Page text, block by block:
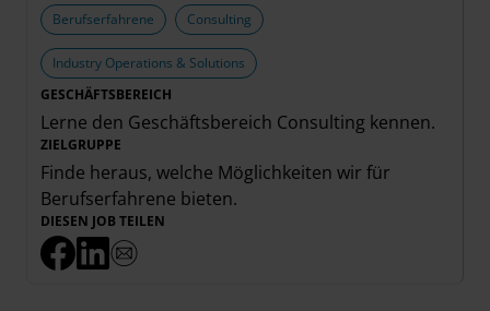
Berufserfahrene
Consulting
Industry Operations & Solutions
GESCHÄFTSBEREICH
Lerne den Geschäftsbereich Consulting kennen.
ZIELGRUPPE
Finde heraus, welche Möglichkeiten wir für
Berufserfahrene bieten.
DIESEN JOB TEILEN